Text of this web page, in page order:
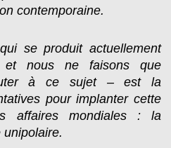
contemporaine.
se produit actuellement
nous ne faisons que
à ce sujet – est la
pour implanter cette
affaires mondiales : la